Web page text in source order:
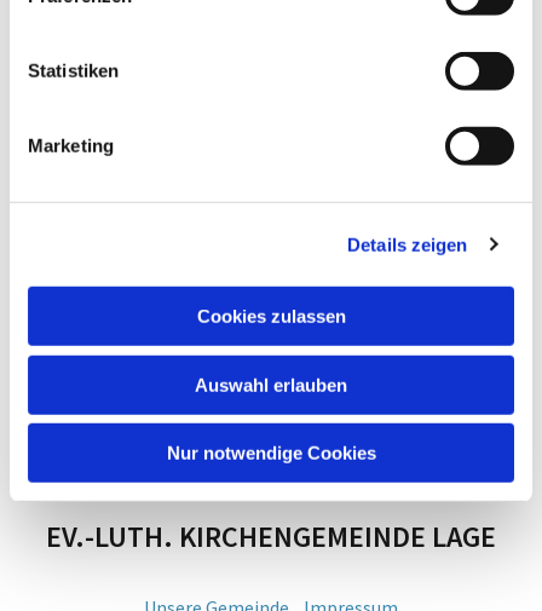
Statistiken
Marketing
Details zeigen
Cookies zulassen
Auswahl erlauben
Nur notwendige Cookies
EV.-LUTH. KIRCHENGEMEINDE LAGE